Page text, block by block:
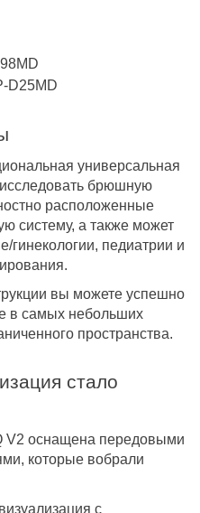
D25MD
универсальная
исследовать брюшную
расположенные
систему, а также может
гинекологии, педиатрии и
вы можете успешно
в самых небольших
пространства.
стало
V2 оснащена передовыми
которые вобрали
с